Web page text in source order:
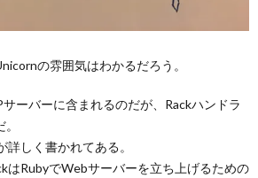
の雰囲気はわかるだろう。
ーバーに含まれるのだが、Rackハンドラ
詳しく書かれてある。
はRubyでWebサーバーを立ち上げるための